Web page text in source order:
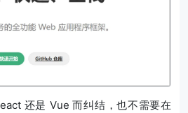
还是 Vue 而纠结，也不需要在